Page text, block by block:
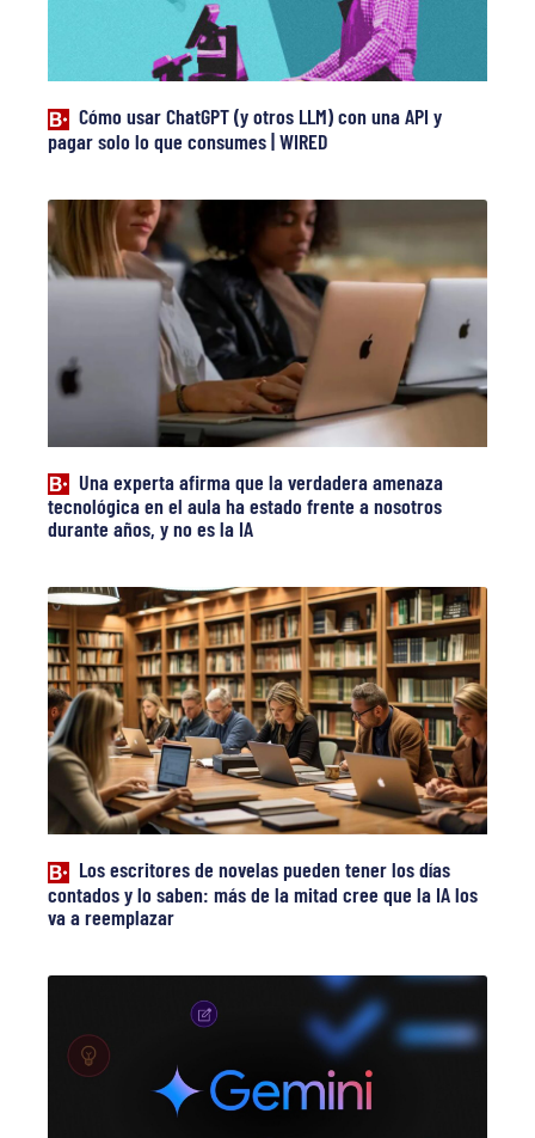
Cómo usar ChatGPT (y otros LLM) con una API y
pagar solo lo que consumes | WIRED
Una experta afirma que la verdadera amenaza
tecnológica en el aula ha estado frente a nosotros
durante años, y no es la IA
Los escritores de novelas pueden tener los días
contados y lo saben: más de la mitad cree que la IA los
va a reemplazar